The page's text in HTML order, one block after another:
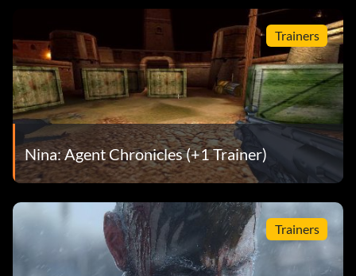
Trainers
Nina: Agent Chronicles (+1 Trainer)
Trainers